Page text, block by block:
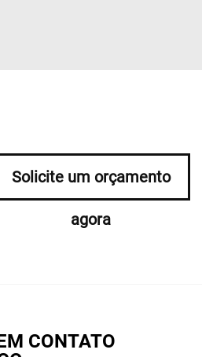
Solicite um orçamento
agora
CONTATO